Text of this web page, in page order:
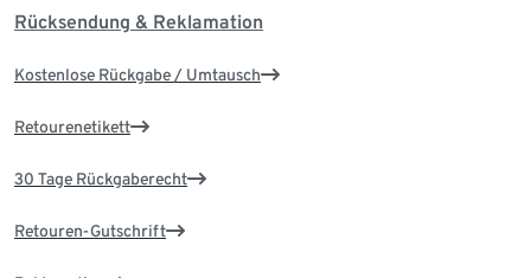
Rücksendung & Reklamation
Kostenlose Rückgabe / Umtausch
Retourenetikett
30 Tage Rückgaberecht
Retouren-Gutschrift